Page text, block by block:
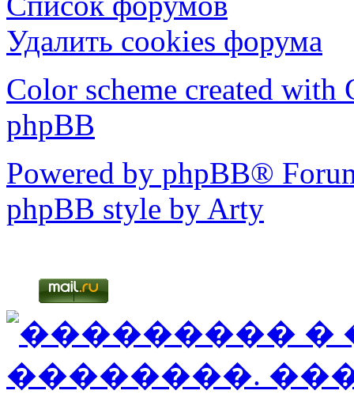
Удалить cookies форума
Color scheme created with
phpBB
Powered by phpBB®
phpBB style by Arty